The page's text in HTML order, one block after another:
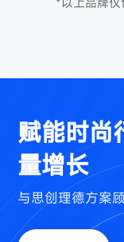
赋能时尚
量增长
与思创理德方案